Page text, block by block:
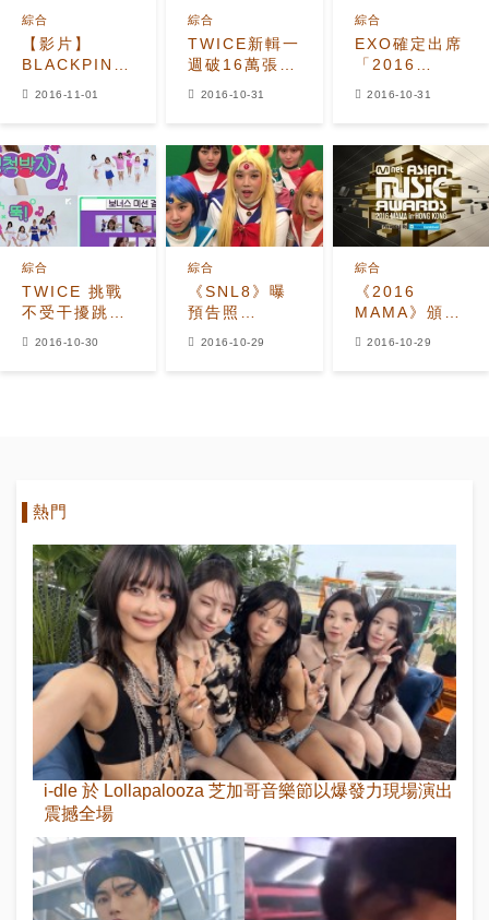
【影片】
BLACKPINK
綜合
2016-11-01
TWICE新輯一
週破16萬張銷
綜合
2016-10-31
EXO確定出席
「2016
綜合
2016-10-31
TWICE 挑戰
不受干擾跳
綜合
2016-10-30
《SNL8》曝
預告照
綜合
2016-10-29
《2016
MAMA》頒獎
綜合
2016-10-29
熱門
i-dle 於 Lollapalooza 芝加哥音樂節以爆發力現場演出
震撼全場